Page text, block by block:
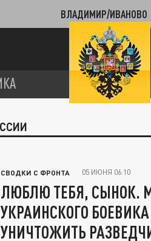
ВЛАДИМИР/ИВАНОВО
СВОДКИ С ФРОНТА 05 ИЮНЯ 06:10
ЛЮБЛЮ ТЕБЯ, СЫНОК.
УКРАИНСКОГО
УНИЧТОЖИТЬ